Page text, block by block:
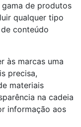
de produtos
qualquer tipo
conteúdo
às marcas uma
precisa,
materiais
na cadeia
informação aos